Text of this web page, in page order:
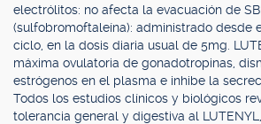
electrólitos: no afecta la evacuación de
(sulfobromoftaleína): administrado desde
ciclo, en la dosis diaria usual de 5mg.
máxima ovulatoria de gonadotropinas,
estrógenos en el plasma e inhibe la
Todos los estudios clínicos y biológicos
tolerancia general y digestiva al